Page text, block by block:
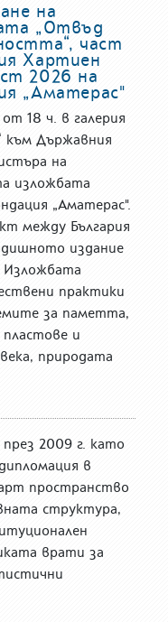
на
„Отвъд
част
Хартиен
2026 на
„Аматерас"
18 ч. в галерия
към Държавния
на
изложбата
„Аматерас".
между България
издание
практики
за паметта,
и
природата
през 2009 г. като
в
пространство
структура,
врати за